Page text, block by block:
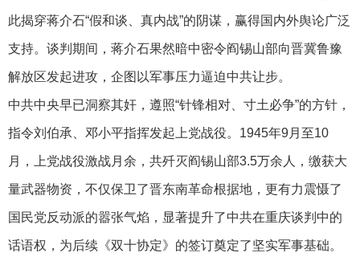
此揭穿蒋介石“假和谈、真内战”的阴谋，赢得国内外舆论广泛
支持。谈判期间，蒋介石果然暗中密令阎锡山部向晋冀鲁豫
解放区发起进攻，企图以军事压力逼迫中共让步。
中共中央早已洞察其奸，遵照“针锋相对、寸土必争”的方针，
指令刘伯承、邓小平指挥发起上党战役。1945年9月至10
月，上党战役激战月余，共歼灭阎锡山部3.5万余人，缴获大
量武器物资，不仅保卫了晋东南革命根据地，更有力震慑了
国民党反动派的嚣张气焰，显著提升了中共在重庆谈判中的
话语权，为后续《双十协定》的签订奠定了坚实军事基础。